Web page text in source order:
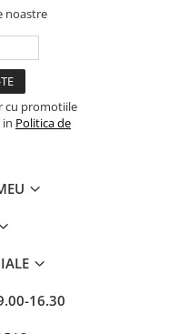
noastre
cu promotiile
Politica de
16.30